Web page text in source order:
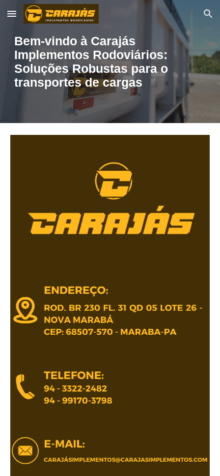
Skip to main content Skip to navigation
Bem-vindo à Carajás
Implementos Rodoviários:
Soluções Robustas para o
transportes de cargas